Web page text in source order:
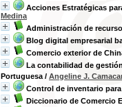
Acciones Estratégicas
Medina
Administración de
Blog digital empresarial
Comercio exterior de
La contabilidad de
Portuguesa / Angeline J.
Control de inventario
Diccionario de Comercio